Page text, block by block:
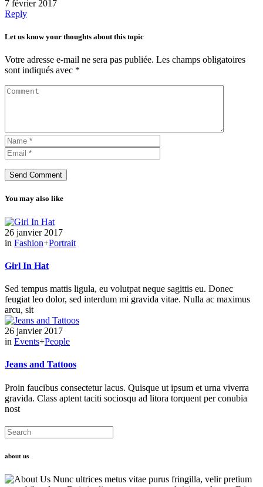
7 février 2017
Reply
Let us know your thoughts about this topic
Votre adresse e-mail ne sera pas publiée. Les champs obligatoires
sont indiqués avec *
You may also like
26 janvier 2017
in Fashion+Portrait
Girl In Hat
Sed tempus mattis ligula, eu volutpat neque sagittis eu. Donec
feugiat leo dolor, sed interdum mi gravida vitae. Nulla ac maximus
arcu, sit
26 janvier 2017
in Events+People
Jeans and Tattoos
Proin faucibus consectetur lacus. Quisque ut ipsum et urna viverra
gravida. Class aptent taciti sociosqu ad litora torquent per conubia
nost
about us
Nunc ultrices metus vitae purus fringilla, velir pretium